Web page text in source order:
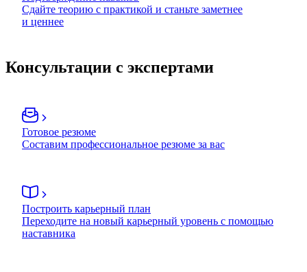
Сдайте теорию с практикой и станьте заметнее
и ценнее
Консультации с экспертами
Готовое резюме
Составим профессиональное резюме за вас
Построить карьерный план
Переходите на новый карьерный уровень с помощью
наставника